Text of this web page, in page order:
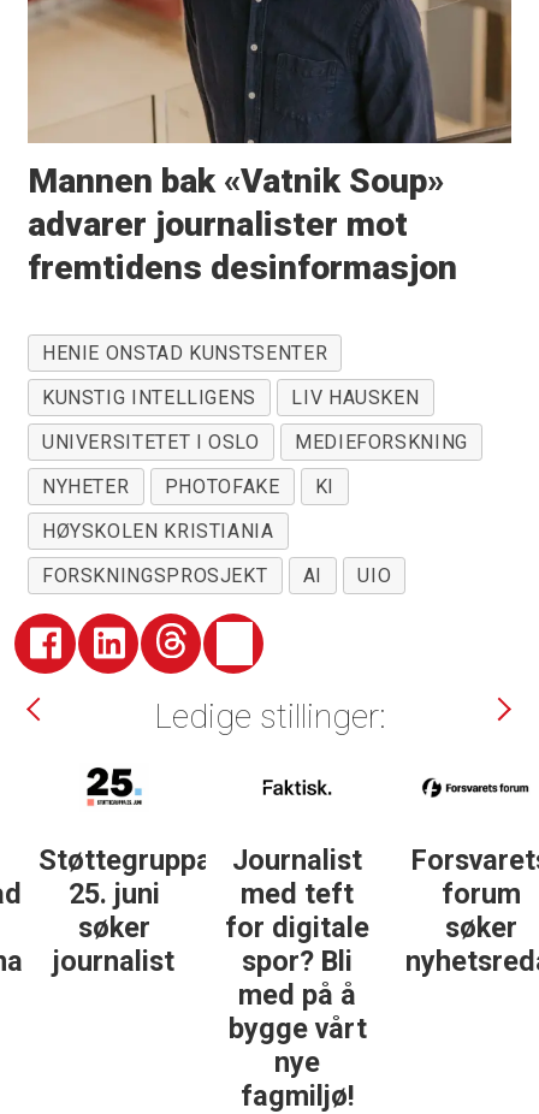
Mannen bak «Vatnik Soup»
advarer journalister mot
fremtidens desinformasjon
HENIE ONSTAD KUNSTSENTER
KUNSTIG INTELLIGENS
LIV HAUSKEN
UNIVERSITETET I OSLO
MEDIEFORSKNING
NYHETER
PHOTOFAKE
KI
HØYSKOLEN KRISTIANIA
FORSKNINGSPROSJEKT
AI UIO
Ledige stillinger:
Støttegruppa
25. juni
søker
journalist
Journalist
med teft
for digitale
spor? Bli
med på å
bygge vårt
nye
fagmiljø!
Forsvarets
forum
søker